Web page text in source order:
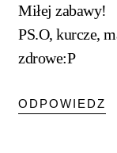
Miłej zabawy!
PS.O, kurcze,
zdrowe:P
ODPOWIEDZ